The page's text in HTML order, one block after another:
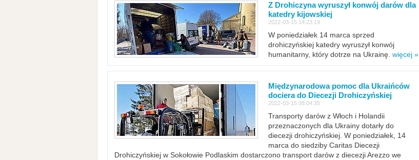
Z Drohiczyna wyruszył konwój darów dla
katedry kijowskiej
2022-03-15 14:23:19
W poniedziałek 14 marca sprzed
drohiczyńskiej katedry wyruszył konwój
humanitarny, który dotrze na Ukrainę. więcej »
Międzynarodowa pomoc dla Ukraińców
dociera do Diecezji Drohiczyńskiej
2022-03-15 08:04:35
Transporty darów z Włoch i Holandii
przeznaczonych dla Ukrainy dotarły do
diecezji drohiczyńskiej. W poniedziałek, 14
marca do siedziby Caritas Diecezji
Drohiczyńskiej w Sokołowie Podlaskim dostarczono transport darów z diecezji Arezzo we